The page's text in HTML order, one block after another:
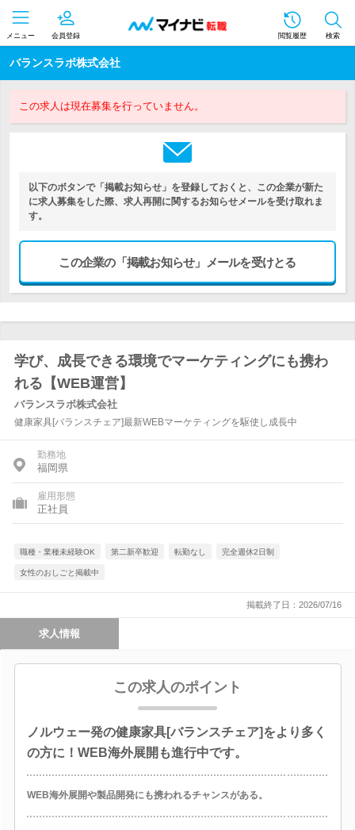
メニュー 会員登録 閲覧履歴 検索
バランスラボ株式会社
この求人は現在募集を行っていません。
以下のボタンで「掲載お知らせ」を登録しておくと、この企業が新た
に求人募集をした際、求人再開に関するお知らせメールを受け取れま
す。
この企業の「掲載お知らせ」メールを受けとる
学び、成長できる環境でマーケティングにも携わ
れる【WEB運営】
バランスラボ株式会社
健康家具[バランスチェア]最新WEBマーケティングを駆使し成長中
勤務地
福岡県
雇用形態
正社員
職種・業種未経験OK 第二新卒歓迎 転勤なし 完全週休2日制
女性のおしごと掲載中
掲載終了日：2026/07/16
求人情報
この求人のポイント
ノルウェー発の健康家具[バランスチェア]をより多く
の方に！WEB海外展開も進行中です。
WEB海外展開や製品開発にも携われるチャンスがある。